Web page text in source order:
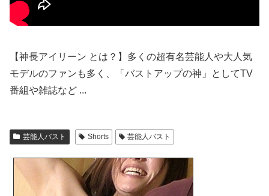
【神長アイリーン とは？】多くの超有名芸能人や大人気
モデルのファンも多く、「バストアップの神」としてTV
番組や雑誌など ...
芸能人バスト Shorts 芸能人バスト